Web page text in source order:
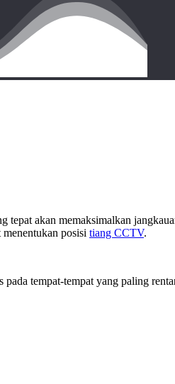
akan memaksimalkan
posisi tiang CCTV.
tempat-tempat yang paling